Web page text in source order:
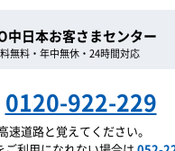
中日本お客さまセンター
無料・年中無休・24時間対応
0120-922-229
速道路と覚えてください。